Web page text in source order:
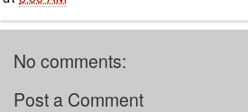
No comments:
Post a Comment